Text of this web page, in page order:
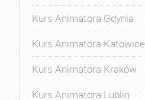
Kurs Animatora Gdynia
Kurs Animatora Katowice
Kurs Animatora Kraków
Kurs Animatora Lublin